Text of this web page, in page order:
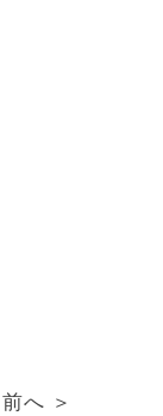
前へ ＞